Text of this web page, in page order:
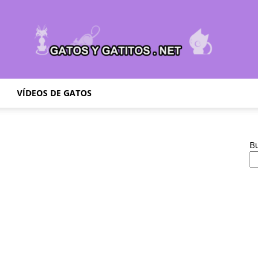
VÍDEOS DE GATOS